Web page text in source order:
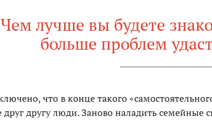
Чем лучше вы будете
больше проблем
что в конце такого
другу люди. Заново наладить семейные